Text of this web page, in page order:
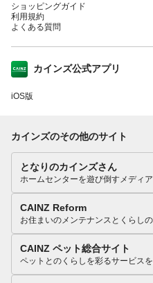
ショッピングガイド
利用規約
よくある質問
カインズ公式アプリ
iOS版
カインズのその他のサイト
となりのカインズさん
ホームセンターを遊び倒すメディア
CAINZ Reform
お住まいのメンテナンスとくらし
CAINZ ペット総合サイト
ペットとのくらしを彩るサービス